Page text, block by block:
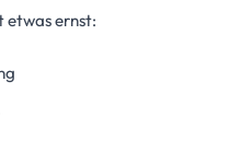
etwas ernst: